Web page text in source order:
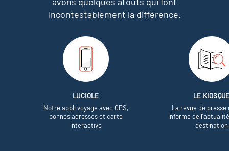
incontestablement la différence.
LUCIOLE
Notre appli voyage avec GPS,
bonnes adresses et carte
interactive
LE
La revue de presse
informe de
destination